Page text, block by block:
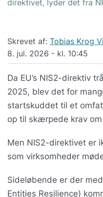
direktivet, lyder det fra
Skrevet af: Tobias Krog
8. jul. 2026 - kl. 10:45
Da EU’s NIS2-direktiv
2025, blev det for
startskuddet til et
op til skærpede krav
Men NIS2-direktivet er
som virksomheder
Sideløbende er der
Entities Resilience)